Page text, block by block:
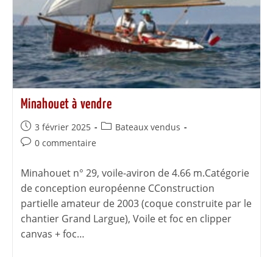
Minahouet à vendre
3 février 2025
Bateaux vendus
0 commentaire
Minahouet n° 29, voile-aviron de 4.66 m.Catégorie
de conception européenne CConstruction
partielle amateur de 2003 (coque construite par le
chantier Grand Largue), Voile et foc en clipper
canvas + foc…